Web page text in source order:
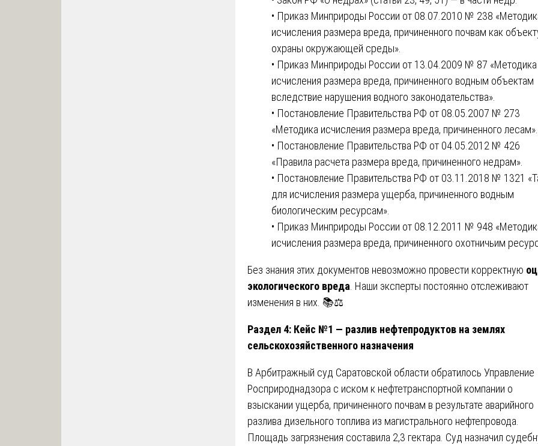
• Приказ Минприроды России от 08.07.2010 № 238
исчисления размера вреда, причиненного почвам как
охраны окружающей среды».
• Приказ Минприроды России от 13.04.2009 № 87 «Методика
исчисления размера вреда, причиненного водным объектам
вследствие нарушения водного законодательства».
• Постановление Правительства РФ от 08.05.2007 № 273
«Методика исчисления размера вреда, причиненного лесам».
• Постановление Правительства РФ от 04.05.2012 № 426
«Правила расчета размера вреда, причиненного недрам».
• Постановление Правительства РФ от 03.11.2018 № 1321
для исчисления размера ущерба, причиненного водным
биологическим ресурсам».
• Приказ Минприроды России от 08.12.2011 № 948
исчисления размера вреда, причиненного охотничьим
Без знания этих документов невозможно провести корректную
экологического вреда . Наши эксперты постоянно отслеживают
изменения в них. 📚⚖️
Раздел 4: Кейс №1 — разлив нефтепродуктов на землях
сельскохозяйственного назначения
В Арбитражный суд Саратовской области обратилось Управление
Росприроднадзора с иском к нефтетранспортной компании о
взыскании ущерба, причиненного почвам в результате аварийного
разлива дизельного топлива из магистрального нефтепровода.
Площадь загрязнения составила 2,3 гектара. Суд назначил